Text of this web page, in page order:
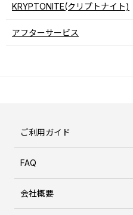
KRYPTONITE(クリプトナイト)
アフターサービス
ご利用ガイド
FAQ
会社概要